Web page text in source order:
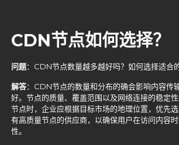
CDN节点如何选择？
问题：CDN节点数量越多越好吗？如何选择适合
解答：CDN节点的数量和分布的确会影响内容传
好。节点的质量、覆盖范围以及网络连接的稳定
节点时，企业应根据目标市场的地理位置，优先
有高质量节点的供应商，以确保用户在访问内容
性。